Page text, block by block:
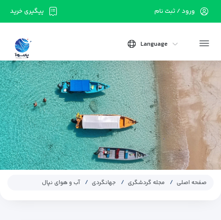
پیگیری خرید ورود / ثبت نام
Language
صفحه اصلی مجله گردشگری جهانگردی آب و هوای نپال